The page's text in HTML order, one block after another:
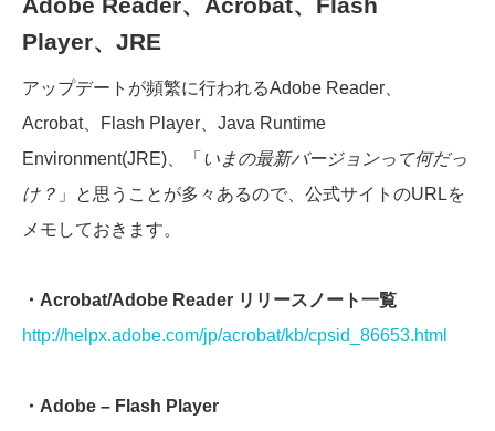
Adobe Reader、Acrobat、Flash
Player、JRE
アップデートが頻繁に行われるAdobe Reader、
Acrobat、Flash Player、Java Runtime
Environment(JRE)、「 いまの最新バージョンって何だっ
け？ 」と思うことが多々あるので、公式サイトのURLを
メモしておきます。
・Acrobat/Adobe Reader リリースノート一覧
http://helpx.adobe.com/jp/acrobat/kb/cpsid_86653.html
・Adobe – Flash Player